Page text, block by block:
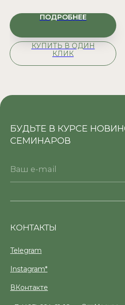
ПОДРОБНЕЕ
КУПИТЬ В ОДИН
КЛИК
Organic Colour Systems © 2026
Политика конфиденциальности